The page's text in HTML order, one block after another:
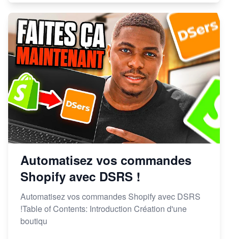
Automatisez vos commandes
Shopify avec DSRS !
Automatisez vos commandes Shopify avec DSRS
!Table of Contents: Introduction Création d'une
boutiqu